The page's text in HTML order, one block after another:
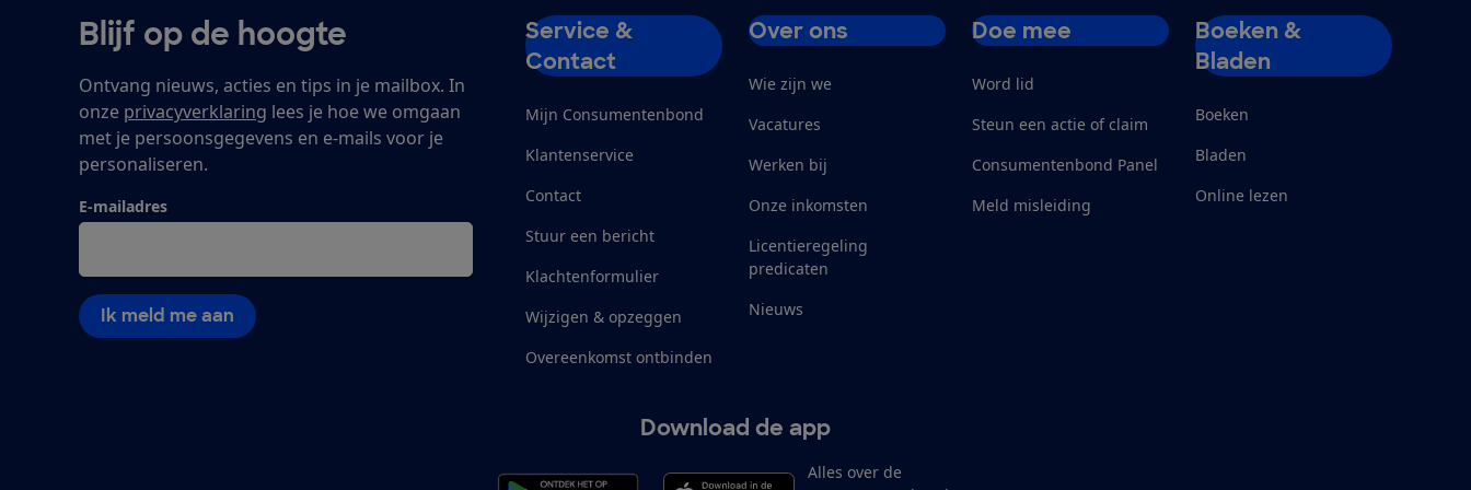
Blijf op de hoogte
Ontvang nieuws, acties en tips in je mailbox. In
onze privacyverklaring lees je hoe we omgaan
met je persoonsgegevens en e-mails voor je
personaliseren.
E-mailadres
Ik meld me aan
Service &
Contact
Mijn Consumentenbond
Klantenservice
Contact
Stuur een bericht
Klachtenformulier
Wijzigen & opzeggen
Overeenkomst ontbinden
Over ons
Wie zijn we
Vacatures
Werken bij
Onze inkomsten
Licentieregeling
predicaten
Nieuws
Doe mee
Word lid
Steun een actie of claim
Consumentenbond Panel
Meld misleiding
Boeken &
Bladen
Boeken
Bladen
Online lezen
Download de app
Alles over de